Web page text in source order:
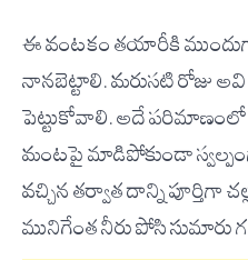
ఈ వంటకం తయారీకి ముందుగా
నానబెట్టాలి. మరుసటి రోజు
పెట్టుకోవాలి. అదే పరిమాణంలో
మంటపై మాడిపోకుండా
వచ్చిన తర్వాత దాన్ని పూర్తిగా
మునిగేంత నీరు పోసి సుమారు